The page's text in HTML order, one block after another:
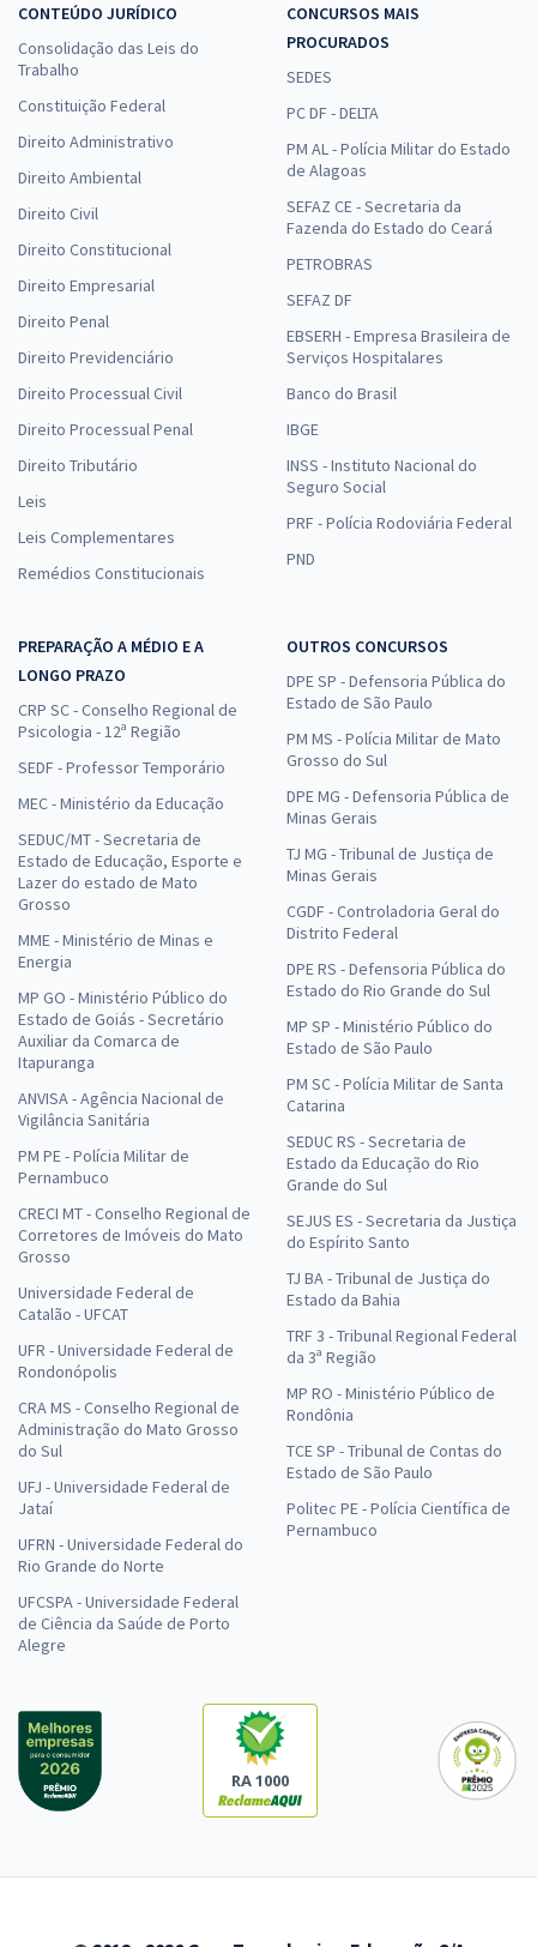
CONTEÚDO JURÍDICO
Consolidação das Leis do
Trabalho
Constituição Federal
Direito Administrativo
Direito Ambiental
Direito Civil
Direito Constitucional
Direito Empresarial
Direito Penal
Direito Previdenciário
Direito Processual Civil
Direito Processual Penal
Direito Tributário
Leis
Leis Complementares
Remédios Constitucionais
CONCURSOS MAIS
PROCURADOS
SEDES
PC DF - DELTA
PM AL - Polícia Militar do Estado
de Alagoas
SEFAZ CE - Secretaria da
Fazenda do Estado do Ceará
PETROBRAS
SEFAZ DF
EBSERH - Empresa Brasileira de
Serviços Hospitalares
Banco do Brasil
IBGE
INSS - Instituto Nacional do
Seguro Social
PRF - Polícia Rodoviária Federal
PND
PREPARAÇÃO A MÉDIO E A
LONGO PRAZO
CRP SC - Conselho Regional de
Psicologia - 12ª Região
SEDF - Professor Temporário
MEC - Ministério da Educação
SEDUC/MT - Secretaria de
Estado de Educação, Esporte e
Lazer do estado de Mato
Grosso
MME - Ministério de Minas e
Energia
MP GO - Ministério Público do
Estado de Goiás - Secretário
Auxiliar da Comarca de
Itapuranga
ANVISA - Agência Nacional de
Vigilância Sanitária
PM PE - Polícia Militar de
Pernambuco
CRECI MT - Conselho Regional de
Corretores de Imóveis do Mato
Grosso
Universidade Federal de
Catalão - UFCAT
UFR - Universidade Federal de
Rondonópolis
CRA MS - Conselho Regional de
Administração do Mato Grosso
do Sul
UFJ - Universidade Federal de
Jataí
UFRN - Universidade Federal do
Rio Grande do Norte
UFCSPA - Universidade Federal
de Ciência da Saúde de Porto
Alegre
OUTROS CONCURSOS
DPE SP - Defensoria Pública do
Estado de São Paulo
PM MS - Polícia Militar de Mato
Grosso do Sul
DPE MG - Defensoria Pública de
Minas Gerais
TJ MG - Tribunal de Justiça de
Minas Gerais
CGDF - Controladoria Geral do
Distrito Federal
DPE RS - Defensoria Pública do
Estado do Rio Grande do Sul
MP SP - Ministério Público do
Estado de São Paulo
PM SC - Polícia Militar de Santa
Catarina
SEDUC RS - Secretaria de
Estado da Educação do Rio
Grande do Sul
SEJUS ES - Secretaria da Justiça
do Espírito Santo
TJ BA - Tribunal de Justiça do
Estado da Bahia
TRF 3 - Tribunal Regional Federal
da 3ª Região
MP RO - Ministério Público de
Rondônia
TCE SP - Tribunal de Contas do
Estado de São Paulo
Politec PE - Polícia Científica de
Pernambuco
RA 1000